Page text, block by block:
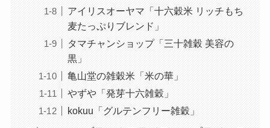
アイリスオーヤマ「十六穀米 リッチもち
麦たっぷりブレンド」
タマチャンショップ「三十雑穀 美容の
黒」
亀山堂の雑穀米「米の華」
やずや「発芽十六雑穀」
kokuu「グルテンフリー雑穀」